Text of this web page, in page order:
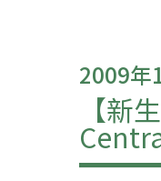
2009年
【